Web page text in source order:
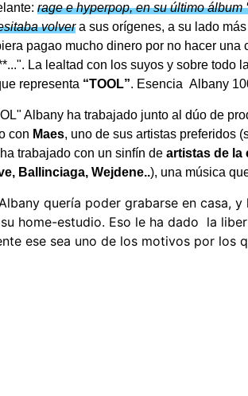
rage e hyperpop, en su último álbum
volvera sus orígenes, a su lado
pagao mucho dinero por no hacer
La lealtad con los suyos y sobre todo
representa “TOOL”. Esencia Albany
Albany ha trabajado junto al dúo de
con Maes, uno de sus artistas preferidos
trabajado con un sinfín de artistas de la
Ballinciaga, Wejdene..), una música
quería poder grabarse en casa,
home-estudio. Eso le ha dado la
ese sea uno de los motivos por los